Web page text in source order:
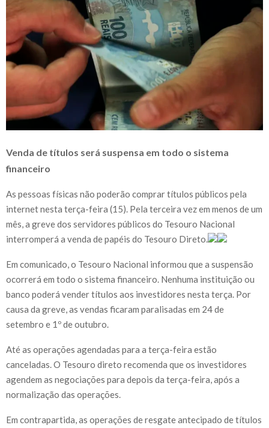
Venda de títulos será suspensa em todo o sistema
financeiro
As pessoas físicas não poderão comprar títulos públicos pela
internet nesta terça-feira (15). Pela terceira vez em menos de um
mês, a greve dos servidores públicos do Tesouro Nacional
interromperá a venda de papéis do Tesouro Direto.
Em comunicado, o Tesouro Nacional informou que a suspensão
ocorrerá em todo o sistema financeiro. Nenhuma instituição ou
banco poderá vender títulos aos investidores nesta terça. Por
causa da greve, as vendas ficaram paralisadas em 24 de
setembro e 1º de outubro.
Até as operações agendadas para a terça-feira estão
canceladas. O Tesouro direto recomenda que os investidores
agendem as negociações para depois da terça-feira, após a
normalização das operações.
Em contrapartida, as operações de resgate antecipado de títulos